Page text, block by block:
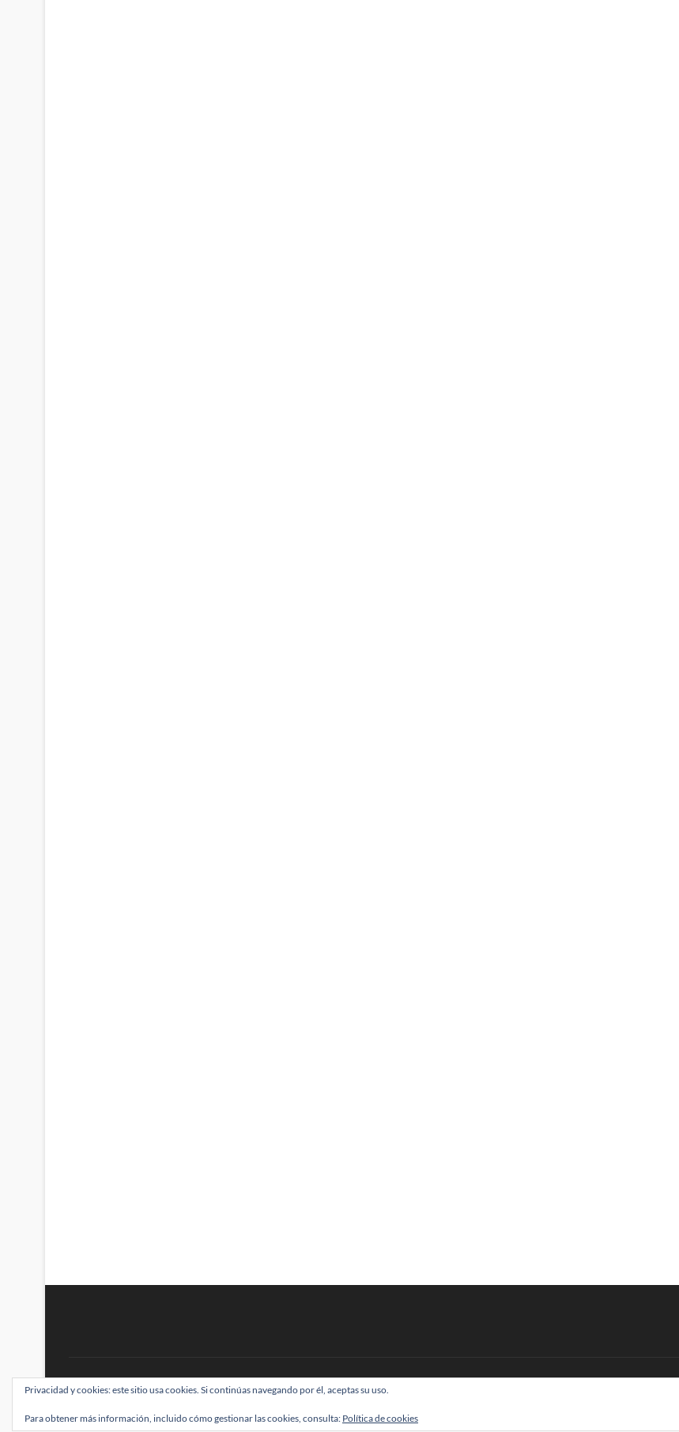
BRAINSTOMPING| Diseñado por:Theme Freesia|WordPress| © Todos los derechos reservados
Privacidad y cookies: este sitio usa cookies. Si continúas navegando por él, aceptas su uso.
Para obtener más información, incluido cómo gestionar las cookies, consulta: Política de cookies